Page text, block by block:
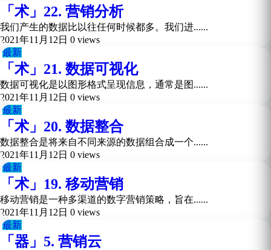
「术」22. 营销分析
我们产生的数据比以往任何时候都多。我们进......
2021年11月12日 0 views
最新
「术」21. 数据可视化
数据可视化是以图形格式呈现信息，通常是图......
2021年11月12日 0 views
最新
「术」20. 数据整合
数据整合是将来自不同来源的数据组合成一个......
2021年11月12日 0 views
最新
「术」19. 移动营销
移动营销是一种多渠道的数字营销策略，旨在......
2021年11月12日 0 views
最新
「器」5. 营销云